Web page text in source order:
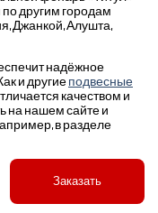
другим городам
Джанкой, Алушта,
надёжное
и другиеподвесные
качеством и
на нашем сайте и
в разделе
Заказать